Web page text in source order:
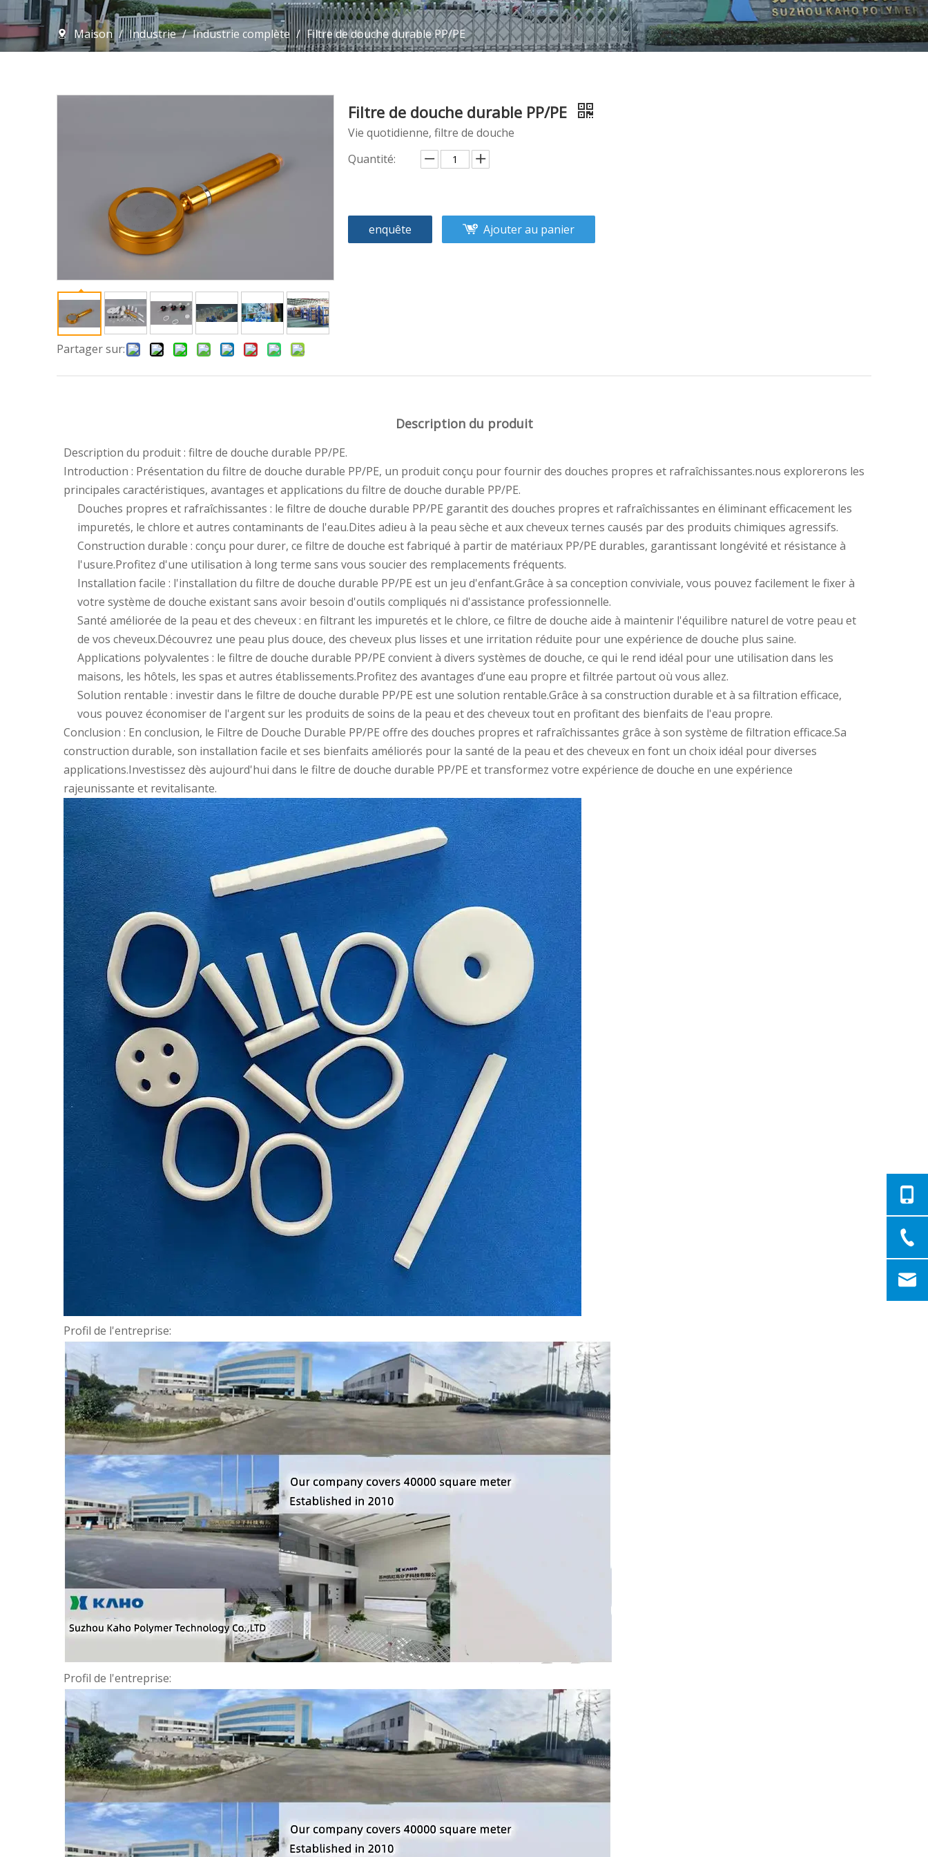
Maison / Industrie / Industrie complète / Filtre de douche durable PP/PE
Partager sur:
Filtre de douche durable PP/PE
Vie quotidienne, filtre de douche
Quantité:
enquête Ajouter au panier
Description du produit
Description du produit : filtre de douche durable PP/PE.
Introduction : Présentation du filtre de douche durable PP/PE, un produit conçu pour fournir des douches propres et rafraîchissantes.nous explorerons les
principales caractéristiques, avantages et applications du filtre de douche durable PP/PE.
Douches propres et rafraîchissantes : le filtre de douche durable PP/PE garantit des douches propres et rafraîchissantes en éliminant efficacement les
impuretés, le chlore et autres contaminants de l'eau.Dites adieu à la peau sèche et aux cheveux ternes causés par des produits chimiques agressifs.
Construction durable : conçu pour durer, ce filtre de douche est fabriqué à partir de matériaux PP/PE durables, garantissant longévité et résistance à
l'usure.Profitez d'une utilisation à long terme sans vous soucier des remplacements fréquents.
Installation facile : l'installation du filtre de douche durable PP/PE est un jeu d'enfant.Grâce à sa conception conviviale, vous pouvez facilement le fixer à
votre système de douche existant sans avoir besoin d'outils compliqués ni d'assistance professionnelle.
Santé améliorée de la peau et des cheveux : en filtrant les impuretés et le chlore, ce filtre de douche aide à maintenir l'équilibre naturel de votre peau et
de vos cheveux.Découvrez une peau plus douce, des cheveux plus lisses et une irritation réduite pour une expérience de douche plus saine.
Applications polyvalentes : le filtre de douche durable PP/PE convient à divers systèmes de douche, ce qui le rend idéal pour une utilisation dans les
maisons, les hôtels, les spas et autres établissements.Profitez des avantages d’une eau propre et filtrée partout où vous allez.
Solution rentable : investir dans le filtre de douche durable PP/PE est une solution rentable.Grâce à sa construction durable et à sa filtration efficace,
vous pouvez économiser de l'argent sur les produits de soins de la peau et des cheveux tout en profitant des bienfaits de l'eau propre.
Conclusion : En conclusion, le Filtre de Douche Durable PP/PE offre des douches propres et rafraîchissantes grâce à son système de filtration efficace.Sa
construction durable, son installation facile et ses bienfaits améliorés pour la santé de la peau et des cheveux en font un choix idéal pour diverses
applications.Investissez dès aujourd'hui dans le filtre de douche durable PP/PE et transformez votre expérience de douche en une expérience
rajeunissante et revitalisante.
Profil de l'entreprise:
Profil de l'entreprise: